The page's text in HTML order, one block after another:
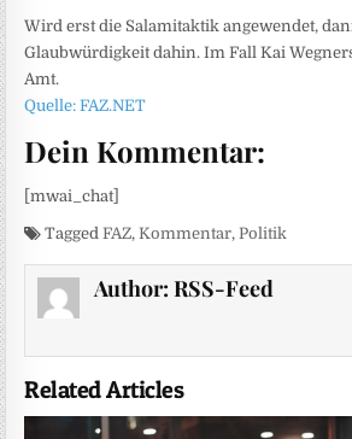
Wird erst die Salamitaktik angewendet,
Glaubwürdigkeit dahin. Im Fall Kai
Amt.
Quelle: FAZ.NET
Dein Kommentar:
[mwai_chat]
TaggedFAZ,Kommentar, Politik
Author: RSS-Feed
Related Articles